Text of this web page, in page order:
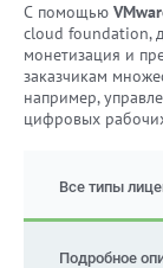
С помощью
cloud foundation,
монетизация и
заказчикам
например,
цифровых
Все типы
Подробное